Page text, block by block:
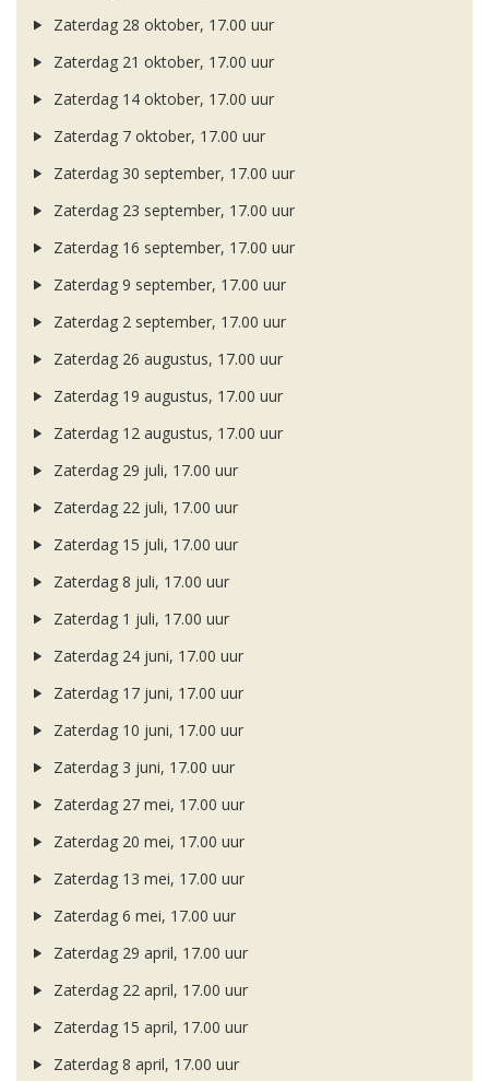
Zaterdag 28 oktober, 17.00 uur
Zaterdag 21 oktober, 17.00 uur
Zaterdag 14 oktober, 17.00 uur
Zaterdag 7 oktober, 17.00 uur
Zaterdag 30 september, 17.00 uur
Zaterdag 23 september, 17.00 uur
Zaterdag 16 september, 17.00 uur
Zaterdag 9 september, 17.00 uur
Zaterdag 2 september, 17.00 uur
Zaterdag 26 augustus, 17.00 uur
Zaterdag 19 augustus, 17.00 uur
Zaterdag 12 augustus, 17.00 uur
Zaterdag 29 juli, 17.00 uur
Zaterdag 22 juli, 17.00 uur
Zaterdag 15 juli, 17.00 uur
Zaterdag 8 juli, 17.00 uur
Zaterdag 1 juli, 17.00 uur
Zaterdag 24 juni, 17.00 uur
Zaterdag 17 juni, 17.00 uur
Zaterdag 10 juni, 17.00 uur
Zaterdag 3 juni, 17.00 uur
Zaterdag 27 mei, 17.00 uur
Zaterdag 20 mei, 17.00 uur
Zaterdag 13 mei, 17.00 uur
Zaterdag 6 mei, 17.00 uur
Zaterdag 29 april, 17.00 uur
Zaterdag 22 april, 17.00 uur
Zaterdag 15 april, 17.00 uur
Zaterdag 8 april, 17.00 uur